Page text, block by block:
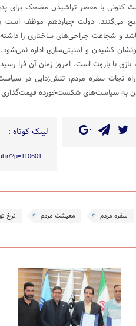
کنونی یا مقصر تراشیدن مضحک برای
می‌کنند. دولت چهاردهم موظف است
و شجاعت جراحی‌های ساختاری را
کشیدن و امنیتی‌سازی اداره
با باروت است. امروز زمان آن فرا
نجات سفره مردم، تنش‌زدایی در
به سیاست‌های شکست‌خورده
لینک کوتاه :
?p=110601
سفره مردم معیشت مردم نرخ